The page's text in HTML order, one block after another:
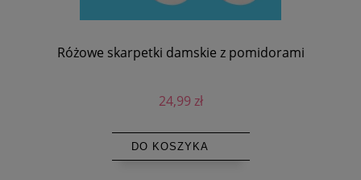
Różowe skarpetki damskie z pomidorami
24,99 zł
DO KOSZYKA